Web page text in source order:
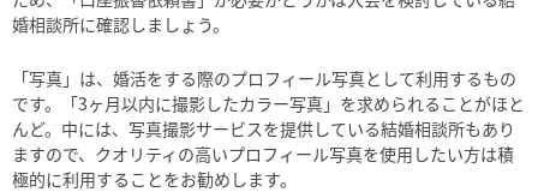
婚相談所に確認しましょう。
「写真」は、婚活をする際のプロフィール写真として利用するもの
です。「3ヶ月以内に撮影したカラー写真」を求められることがほと
んど。中には、写真撮影サービスを提供している結婚相談所もあり
ますので、クオリティの高いプロフィール写真を使用したい方は積
極的に利用することをお勧めします。